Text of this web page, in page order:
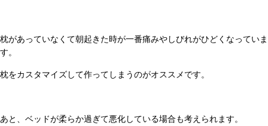
枕があっていなくて朝起きた時が一番痛みやしびれがひどくなっていま
す。
枕をカスタマイズして作ってしまうのがオススメです。
あと、ベッドが柔らか過ぎて悪化している場合も考えられます。